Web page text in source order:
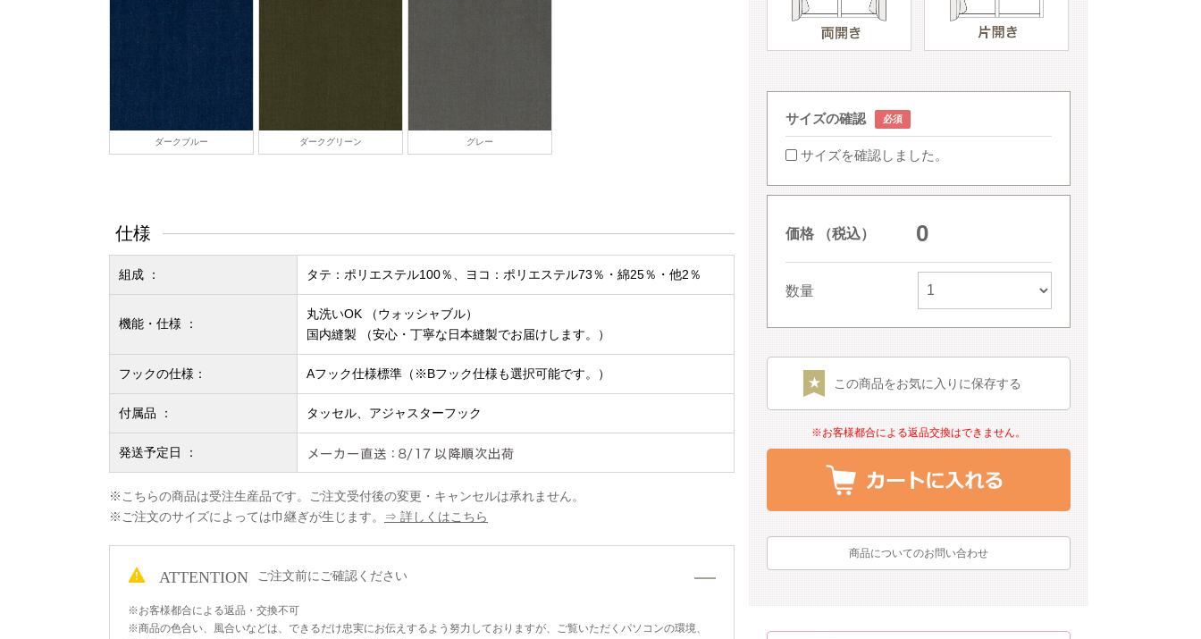
ダークブルー ダークグリーン グレー
仕様
組成 ： タテ：ポリエステル100％、ヨコ：ポリエステル73％・綿25％・他2％
機能・仕様 ：
丸洗いOK （ウォッシャブル）
国内縫製 （安心・丁寧な日本縫製でお届けします。）
フックの仕様： Aフック仕様標準（※Bフック仕様も選択可能です。）
付属品 ： タッセル、アジャスターフック
発送予定日 ：
※こちらの商品は受注生産品です。ご注文受付後の変更・キャンセルは承れません。
※ご注文のサイズによっては巾継ぎが生じます。
⇒ 詳しくはこちら
ATTENTION ご注文前にご確認ください
※お客様都合による返品・交換不可
※商品の色合い、風合いなどは、できるだけ忠実にお伝えするよう努力しておりますが、ご覧いただくパソコンの環境、
サイズの確認
サイズを確認しました。
価格 （税込） 0
数量
この商品をお気に入りに保存する
※お客様都合による返品交換はできません。
商品についてのお問い合わせ